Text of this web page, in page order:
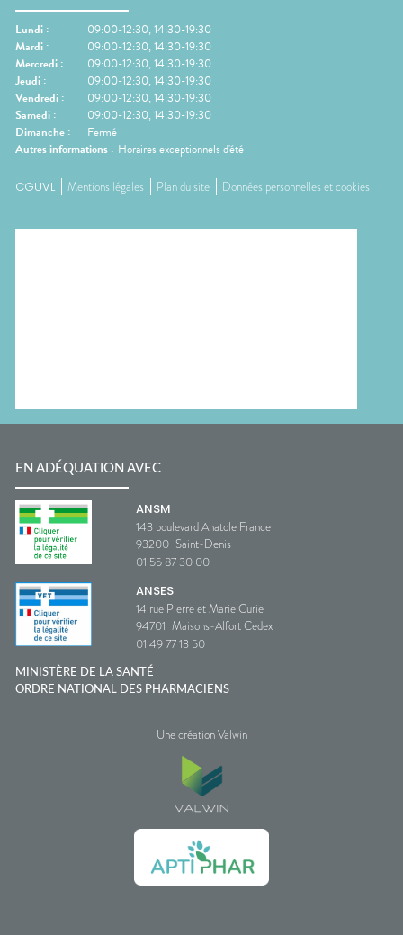
Lundi :
09:00-12:30, 14:30-19:30
Mardi :
09:00-12:30, 14:30-19:30
Mercredi :
09:00-12:30, 14:30-19:30
Jeudi :
09:00-12:30, 14:30-19:30
Vendredi :
09:00-12:30, 14:30-19:30
Samedi :
09:00-12:30, 14:30-19:30
Dimanche :
Fermé
Autres informations : Horaires exceptionnels d'été
CGUVL Mentions légales Plan du site Données personnelles et cookies
EN ADÉQUATION AVEC
ANSM
143 boulevard Anatole France
93200 Saint-Denis
01 55 87 30 00
ANSES
14 rue Pierre et Marie Curie
94701 Maisons-Alfort Cedex
01 49 77 13 50
MINISTÈRE DE LA SANTÉ
ORDRE NATIONAL DES PHARMACIENS
Une création Valwin